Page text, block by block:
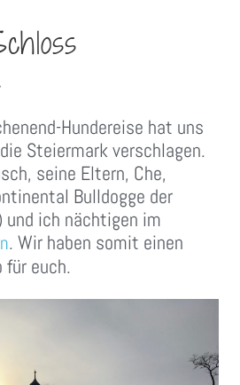
Hundereise hat uns
Steiermark verschlagen.
seine Eltern, Che,
Bulldogge der
und ich nächtigen im
. Wir haben somit einen
euch.